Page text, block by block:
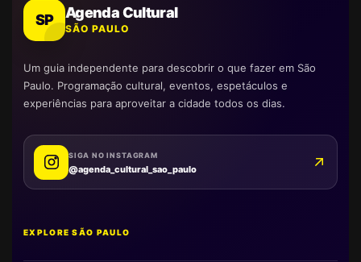
SP Agenda Cultural
SÃO PAULO
Um guia independente para descobrir o que fazer em São
Paulo. Programação cultural, eventos, espetáculos e
experiências para aproveitar a cidade todos os dias.
SIGA NO INSTAGRAM
@agenda_cultural_sao_paulo
EXPLORE SÃO PAULO